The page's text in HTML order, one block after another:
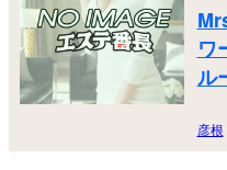
ワ
ル
彦根